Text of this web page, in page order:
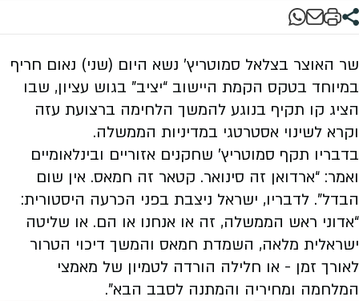
שר האוצר בצלאל סמוטריץ’ נשא היום (שני) נאום חריף
במיוחד בטקס הקמת היישוב “יציב” בגוש עציון, שבו
הציג קו תקיף בנוגע להמשך הלחימה ברצועת עזה
וקרא לשינוי אסטרטגי במדיניות הממשלה.
בדבריו תקף סמוטריץ’ שחקנים אזוריים ובינלאומיים
ואמר: “ארדואן זה סינואר. קטאר זה חמאס. אין שום
הבדל”. לדבריו, ישראל ניצבת בפני הכרעה היסטורית:
“אדוני ראש הממשלה, זה או אנחנו או הם. או שליטה
ישראלית מלאה, השמדת חמאס והמשך דיכוי הטרור
לאורך זמן - או חלילה הורדה לטמיון של מאמצי
המלחמה ומחיריה והמתנה לסבב הבא”.